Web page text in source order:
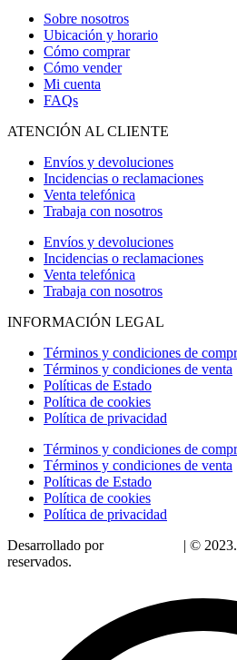
Sobre nosotros
Ubicación y horario
Cómo comprar
Cómo vender
Mi cuenta
FAQs
ATENCIÓN AL CLIENTE
Envíos y devoluciones
Incidencias o reclamaciones
Venta telefónica
Trabaja con nosotros
Envíos y devoluciones
Incidencias o reclamaciones
Venta telefónica
Trabaja con nosotros
INFORMACIÓN LEGAL
Términos y condiciones de
Términos y condiciones de venta
Políticas de Estado
Política de cookies
Política de privacidad
Términos y condiciones de
Términos y condiciones de venta
Políticas de Estado
Política de cookies
Política de privacidad
Desarrollado por
| ©
reservados.